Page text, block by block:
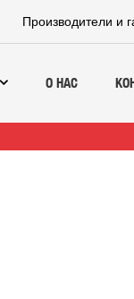
Производители и
О НАС